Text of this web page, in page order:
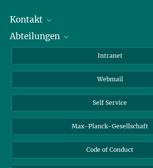
Kontakt
Mitarbeiterverzeichnis
Abteilungen
Biomolekulare Systeme
Kolloidchemie
Nachhaltige und Bio-inspirierte Materialien
Intranet
Webmail
Self Service
Max-Planck-Gesellschaft
Code of Conduct